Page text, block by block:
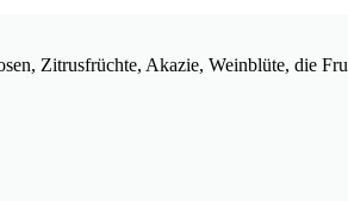
Zitrusfrüchte, Akazie, Weinblüte, die